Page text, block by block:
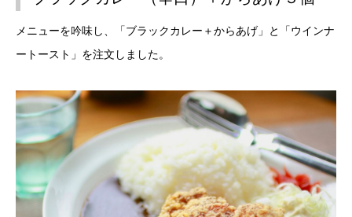
メニューを吟味し、「ブラックカレー＋からあげ」と「ウインナ
ートースト」を注文しました。